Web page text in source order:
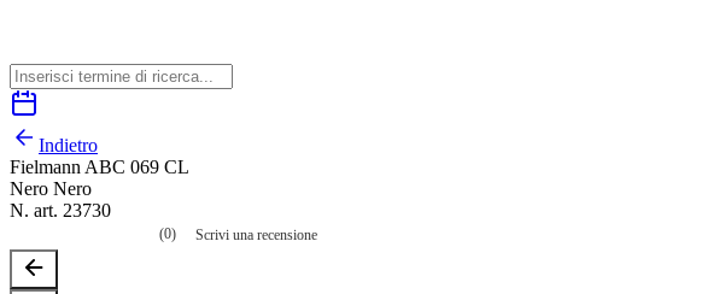
Indietro
Fielmann ABC 069 CL
Nero Nero
N. art. 23730
valutazione
(0) Scrivi una recensione